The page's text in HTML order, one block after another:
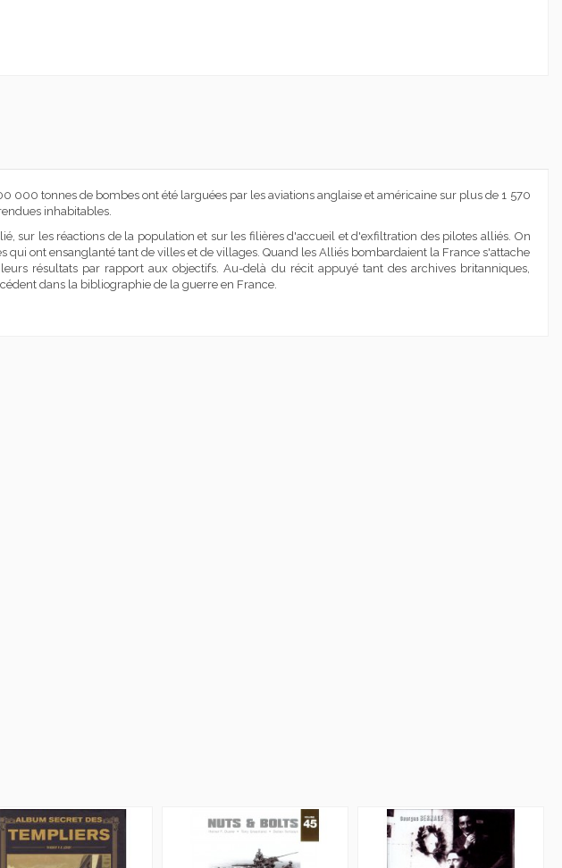
tonnes de bombes ont été larguées par les aviations anglaise et américaine sur plus de 1 570
inhabitables.
sur les réactions de la population et sur les filières d'accueil et d'exfiltration des pilotes alliés. On
ont ensanglanté tant de villes et de villages. Quand les Alliés bombardaient la France s'attache
résultats par rapport aux objectifs. Au-delà du récit appuyé tant des archives britanniques,
dans la bibliographie de la guerre en France.